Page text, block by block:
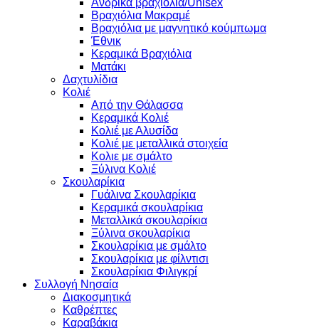
Βραχιόλια Μακραμέ
Βραχιόλια με μαγνητικό κούμπωμα
Έθνικ
Κεραμικά Βραχιόλια
Ματάκι
Δαχτυλίδια
Κολιέ
Από την Θάλασσα
Κεραμικά Κολιέ
Κολιέ με Αλυσίδα
Κολιέ με μεταλλικά στοιχεία
Κολιε με σμάλτο
Ξύλινα Κολιέ
Σκουλαρίκια
Γυάλινα Σκουλαρίκια
Κεραμικά σκουλαρίκια
Μεταλλικά σκουλαρίκια
Ξύλινα σκουλαρίκια
Σκουλαρίκια με σμάλτο
Σκουλαρίκια με φίλντισι
Σκουλαρίκια Φιλιγκρί
Συλλογή Νησαία
Διακοσμητικά
Καθρέπτες
Καραβάκια